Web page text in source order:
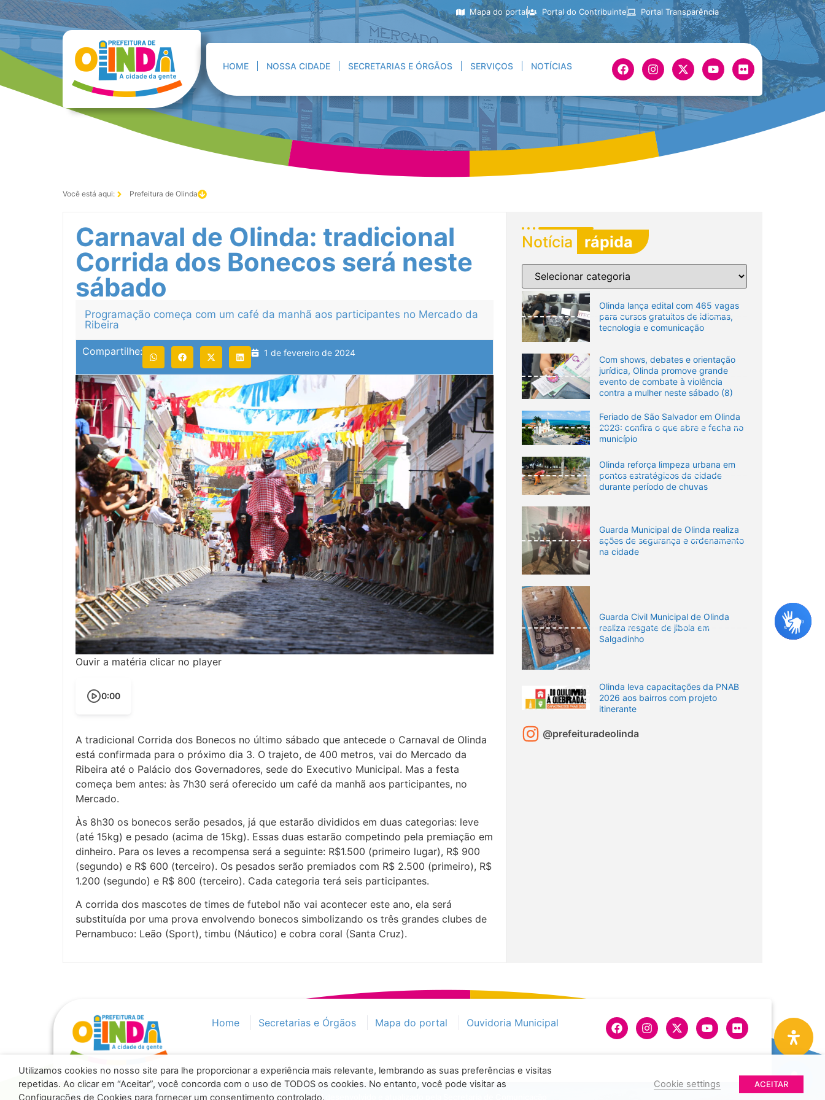
Mapa do portal Portal do Contribuinte Portal Transparência
HOME NOSSA CIDADE SECRETARIAS E ÓRGÃOS SERVIÇOS NOTÍCIAS
Você está aqui: Prefeitura de Olinda
Carnaval de Olinda: tradicional
Corrida dos Bonecos será neste
sábado
Programação começa com um café da manhã aos participantes no Mercado da
Ribeira
Compartilhe: 1 de fevereiro de 2024
Ouvir a matéria clicar no player
0:00
A tradicional Corrida dos Bonecos no último sábado que antecede o Carnaval de Olinda
está confirmada para o próximo dia 3. O trajeto, de 400 metros, vai do Mercado da
Ribeira até o Palácio dos Governadores, sede do Executivo Municipal. Mas a festa
começa bem antes: às 7h30 será oferecido um café da manhã aos participantes, no
Mercado.
Às 8h30 os bonecos serão pesados, já que estarão divididos em duas categorias: leve
(até 15kg) e pesado (acima de 15kg). Essas duas estarão competindo pela premiação em
dinheiro. Para os leves a recompensa será a seguinte: R$1.500 (primeiro lugar), R$ 900
(segundo) e R$ 600 (terceiro). Os pesados serão premiados com R$ 2.500 (primeiro), R$
1.200 (segundo) e R$ 800 (terceiro). Cada categoria terá seis participantes.
A corrida dos mascotes de times de futebol não vai acontecer este ano, ela será
substituída por uma prova envolvendo bonecos simbolizando os três grandes clubes de
Pernambuco: Leão (Sport), timbu (Náutico) e cobra coral (Santa Cruz).
Notícia rápida
Olinda lança edital com 465 vagas
para cursos gratuitos de idiomas,
tecnologia e comunicação
Com shows, debates e orientação
jurídica, Olinda promove grande
evento de combate à violência
contra a mulher neste sábado (8)
Feriado de São Salvador em Olinda
2026: confira o que abre e fecha no
município
Olinda reforça limpeza urbana em
pontos estratégicos da cidade
durante período de chuvas
Guarda Municipal de Olinda realiza
ações de segurança e ordenamento
na cidade
Guarda Civil Municipal de Olinda
realiza resgate de jiboia em
Salgadinho
Olinda leva capacitações da PNAB
2026 aos bairros com projeto
itinerante
@prefeituradeolinda
Home Secretarias e Órgãos Mapa do portal Ouvidoria Municipal
© 2025 - Todos os direitos reservados - Prefeitura de Olinda / Portal desenvolvido e atualizado pela Secretaria de Comunicação
Utilizamos cookies no nosso site para lhe proporcionar a experiência mais relevante, lembrando as suas preferências e visitas
repetidas. Ao clicar em “Aceitar”, você concorda com o uso de TODOS os cookies. No entanto, você pode visitar as
Configurações de Cookies para fornecer um consentimento controlado.
Cookie settings ACEITAR